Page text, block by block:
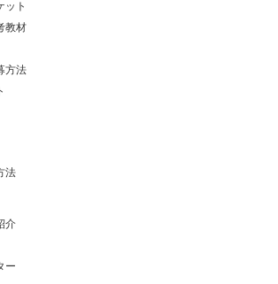
ット
教材
方法
法
介
ー